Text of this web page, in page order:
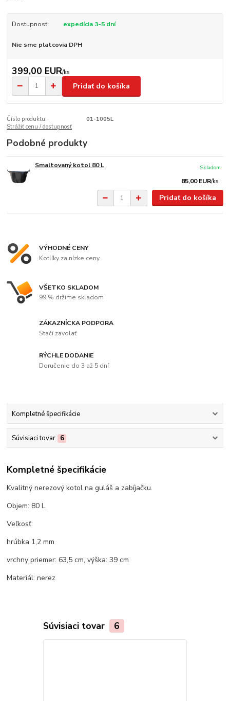
Dostupnosť expedícia 3-5 dní
Nie sme platcovia DPH
399,00 EUR/ks
Pridať do košíka
Číslo produktu:
01-1005L
Strážiť cenu / dostupnosť
Podobné produkty
Smaltovaný kotol 80 L
85,00 EUR/ks
Skladom
Pridať do košíka
VÝHODNÉ CENY
Kotlíky za nízke ceny
VŠETKO SKLADOM
99 % držíme skladom
ZÁKAZNÍCKA PODPORA
Stačí zavolať
RÝCHLE DODANIE
Doručenie do 3 až 5 dní
Kompletné špecifikácie
Súvisiaci tovar 6
Kompletné špecifikácie
Kvalitný nerezový kotol na guláš a zabíjačku.
Objem: 80 L.
Veľkosť:
hrúbka 1,2 mm
vrchny priemer: 63,5 cm, výška: 39 cm
Materiál: nerez
Súvisiaci tovar 6